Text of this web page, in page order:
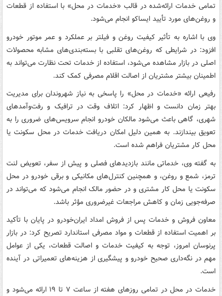
تمامی خدمات ارائه‌شده در قالب «خدمات در محل» با استفاده از قطعات
و روغن‌های مورد تأیید ایساکو انجام می‌شود.
وی با اشاره به تأثیر کیفیت روغن و فیلتر بر عملکرد و عمر موتور خودرو
افزود: در شرایطی که روغن‌های تقلبی با بسته‌بندی‌های مشابه محصولات
اصلی در بازار مشاهده می‌شود، استفاده از خدمات تحت نظارت می‌تواند به
اطمینان بیشتر مشتریان از اصالت اقلام مصرفی کمک کند.
رفیعی ارائه «خدمات در محل» را پاسخی به نیاز شهروندان برای مدیریت
بهتر زمان دانست و اظهار کرد: اتلاف وقت در ترافیک و رفت‌وآمدهای
شهری، گاهی باعث می‌شود مالکان خودرو انجام سرویس‌های ضروری را به
تعویق بیندازند. به همین دلیل امکان دریافت خدمات در محل سکونت یا
محل کار مشتریان فراهم شده است.
به گفته وی، خدماتی مانند بازدیدهای فصلی و پیش از سفر، تعویض لنت
ترمز، شمع و روغن، و همچنین کنترل‌های مکانیکی و برقی خودرو در محل
سکونت یا محل کار مشتری و در حضور مالک انجام می‌شود که می‌تواند در
صرفه‌جویی زمان و کاهش مراجعات غیرضروری مؤثر باشد.
معاون فروش و خدمات پس از فروش امداد ایران‌خودرو در پایان با تأکید
بر اهمیت استفاده از قطعات و مواد مصرفی استاندارد تصریح کرد: در بازار
پرنوسان امروز، توجه به کیفیت خدمات و اصالت قطعات، یکی از عوامل
مهم در نگه‌داری صحیح خودرو و پیشگیری از هزینه‌های تعمیراتی در آینده
است.
خدمات در محل در تمامی روزهای هفته از ساعت ۷ تا ۱۹ ارائه می‌شود و